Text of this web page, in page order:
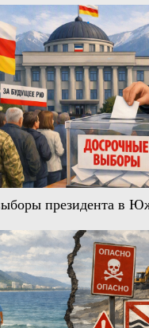
президента в